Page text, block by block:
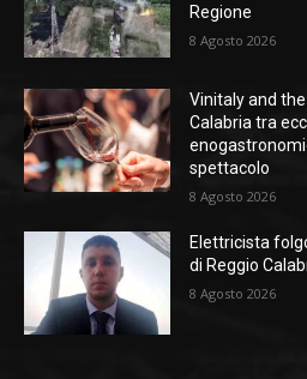
Regione
8 Agosto 2026
Vinitaly and
Calabria tra
spettacolo
8 Agosto 2026
Elettricista
di Reggio
8 Agosto 2026